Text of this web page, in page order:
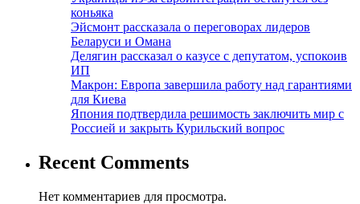
коньяка
Эйсмонт рассказала о переговорах лидеров
Беларуси и Омана
Делягин рассказал о казусе с депутатом, успокоив
ИП
Макрон: Европа завершила работу над гарантиями
для Киева
Япония подтвердила решимость заключить мир с
Россией и закрыть Курильский вопрос
Recent Comments
Нет комментариев для просмотра.